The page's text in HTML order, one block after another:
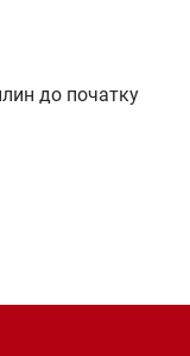
до початку